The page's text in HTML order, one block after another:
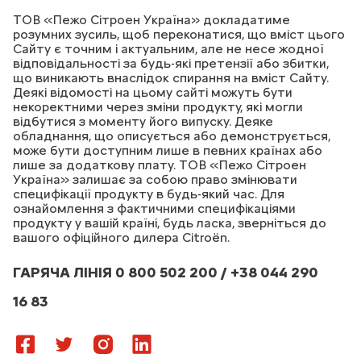
ГАРЯЧА ЛІНІЯ 0 800 502 200 / +38 044 290
16 83
ТОВ «Пежо Сітроен Україна» докладатиме
розумних зусиль, щоб переконатися, що вміст цього
Сайту є точним і актуальним, але не несе жодної
відповідальності за будь-які претензії або збитки,
що виникають внаслідок спирання на вміст Сайту.
Деякі відомості на цьому сайті можуть бути
некоректними через зміни продукту, які могли
відбутися з моменту його випуску. Деяке
обладнання, що описується або демонструється,
може бути доступним лише в певних країнах або
лише за додаткову плату. ТОВ «Пежо Сітроен
Україна» залишає за собою право змінювати
специфікації продукту в будь-який час. Для
ознайомлення з фактичними специфікаціями
продукту у вашій країні, будь ласка, зверніться до
вашого офіційного дилера Citroёn.